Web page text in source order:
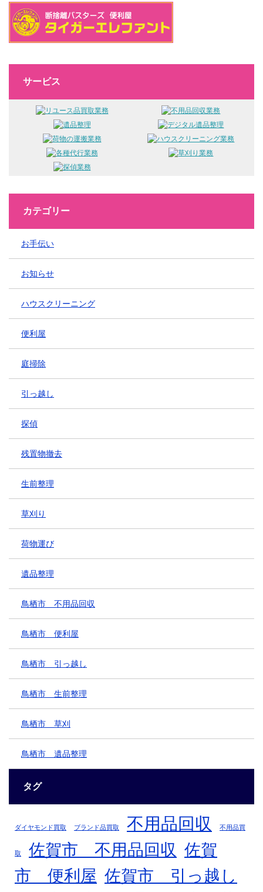
サービス
カテゴリー
お手伝い
お知らせ
ハウスクリーニング
便利屋
庭掃除
引っ越し
探偵
残置物撤去
生前整理
草刈り
荷物運び
遺品整理
鳥栖市 不用品回収
鳥栖市 便利屋
鳥栖市 引っ越し
鳥栖市 生前整理
鳥栖市 草刈
鳥栖市 遺品整理
タグ
ダイヤモンド買取 ブランド品買取 不用品回収 不用品買
取 佐賀市 不用品回収 佐賀
市 便利屋 佐賀市 引っ越し